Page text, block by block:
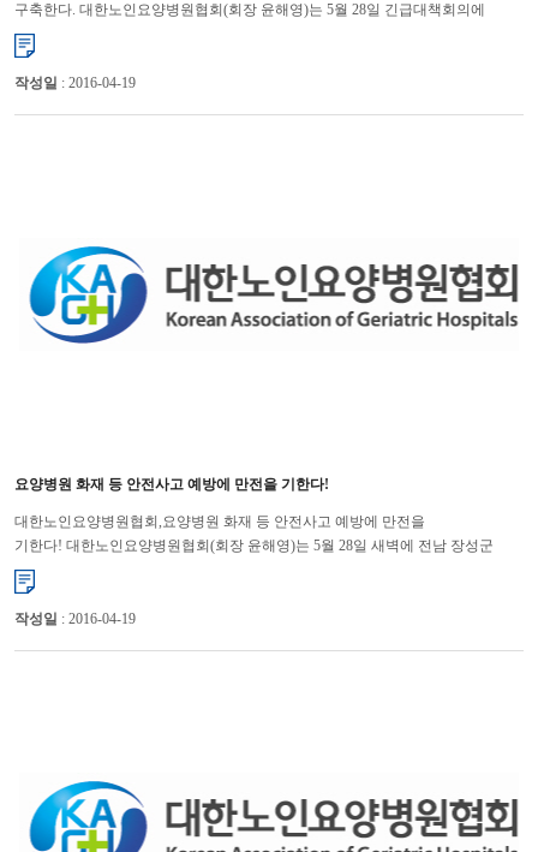
구축한다. 대한노인요양병원협회(회장 윤해영)는 5월 28일 긴급대책회의에
이어 29일 상임이사 및 시도회장 합동회의를 연일 개최하여 요양병원 화재...
작성일 : 2016-04-19
요양병원 화재 등 안전사고 예방에 만전을 기한다!
대한노인요양병원협회,요양병원 화재 등 안전사고 예방에 만전을
기한다! 대한노인요양병원협회(회장 윤해영)는 5월 28일 새벽에 전남 장성군
소재의 요양병원에서 발생한 화재로 인한 사상자와 가족에게 심심한 위...
작성일 : 2016-04-19